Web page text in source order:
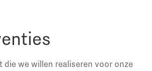
die we willen realiseren voor onze